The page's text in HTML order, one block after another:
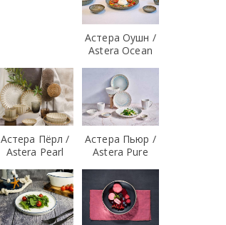
Астера Оушн /
Astera Ocean
Астера Пёрл /
Astera Pearl
Астера Пьюр /
Astera Pure